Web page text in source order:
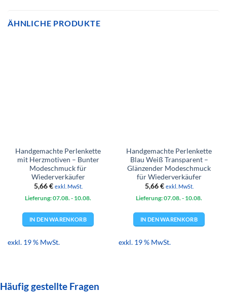
ÄHNLICHE PRODUKTE
Handgemachte Perlenkette
mit Herzmotiven – Bunter
Modeschmuck für
Wiederverkäufer
5,66€ exkl. MwSt.
Lieferung: 07.08. - 10.08.
IN DEN WARENKORB
exkl. 19 % MwSt.
Handgemachte Perlenkette
Blau Weiß Transparent –
Glänzender Modeschmuck
für Wiederverkäufer
5,66€ exkl. MwSt.
Lieferung: 07.08. - 10.08.
IN DEN WARENKORB
exkl. 19 % MwSt.
Häufig gestellte Fragen